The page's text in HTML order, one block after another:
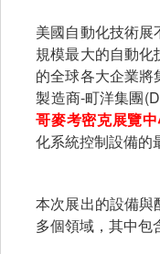
美國自動化技術展
規模最大的自動化
的全球各大企業將
製造商-町洋集團
哥麥考密克展覽
化系統控制設備的
本次展出的設備與
多個領域，其中包